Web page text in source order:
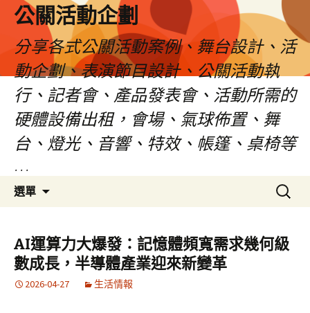
公關活動企劃
分享各式公關活動案例、舞台設計、活
動企劃、表演節目設計、公關活動執
行、記者會、產品發表會、活動所需的
硬體設備出租，會場、氣球佈置、舞
台、燈光、音響、特效、帳篷、桌椅等
…
選單
要
內
容
搜
尋
鍵
字:
AI運算力大爆發：記憶體頻寬需求幾何級
數成長，半導體產業迎來新變革
2026-04-27 生活情報